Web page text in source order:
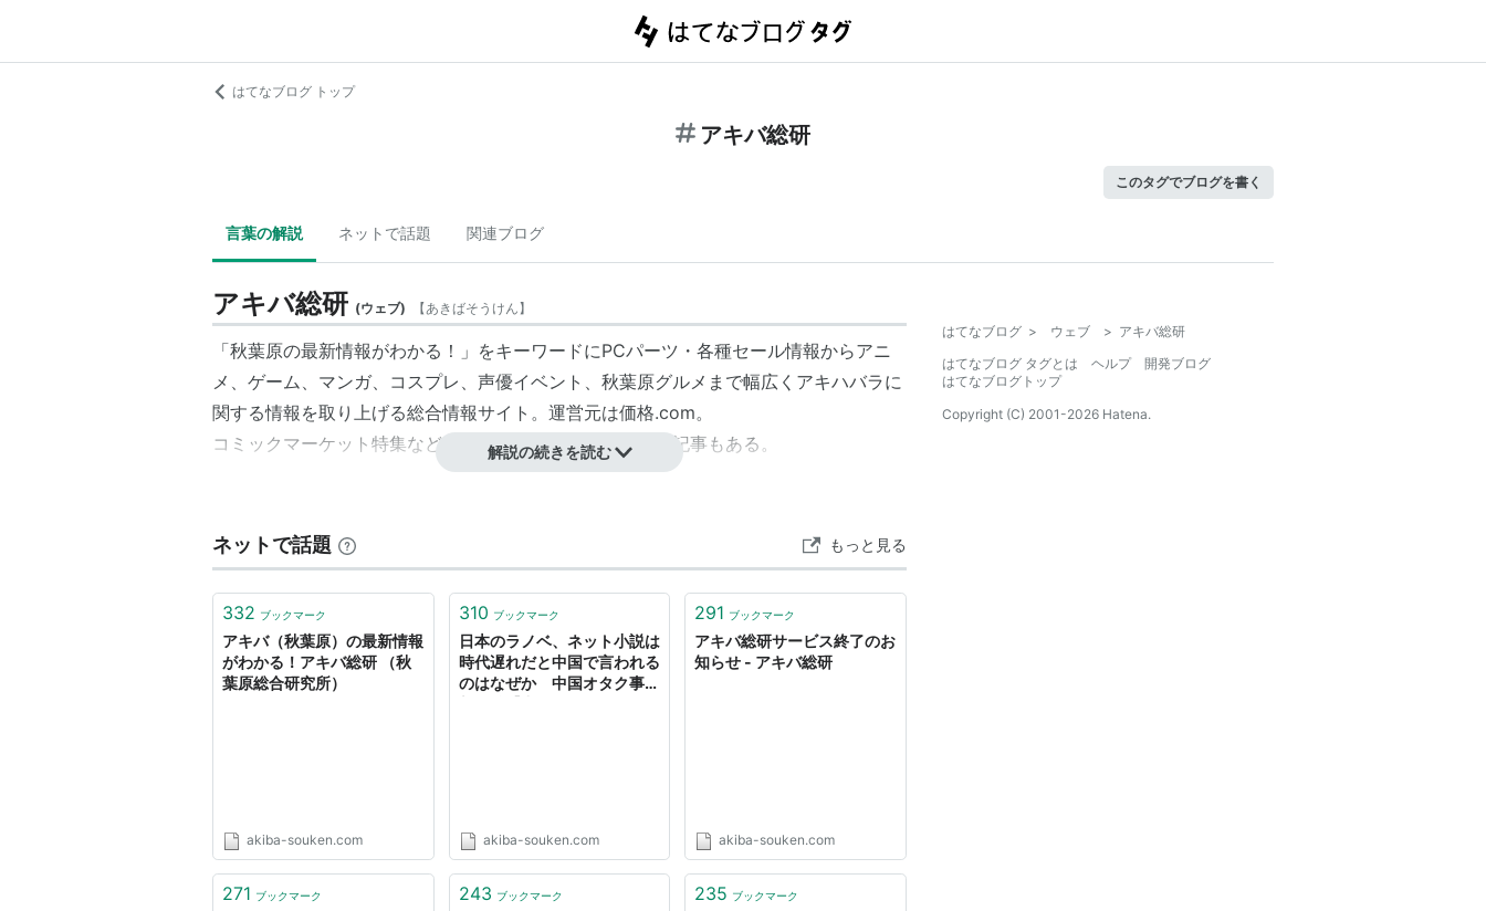
はてなブログ トップ
アキバ総研
このタグでブログを書く
言葉の解説 ネットで話題 関連ブログ
アキバ総研 (ウェブ) 【あきばそうけん】
「秋葉原の最新情報がわかる！」をキーワードにPCパーツ・各種セール情報からアニ
メ、ゲーム、マンガ、コスプレ、声優イベント、秋葉原グルメまで幅広くアキハバラに
関する情報を取り上げる総合情報サイト。運営元は価格.com。
コミックマーケット特集など、「秋葉原」に限定されない記事もある。
解説の続きを読む
ネットで話題 もっと見る
332 ブックマーク
アキバ（秋葉原）の最新情報
がわかる！アキバ総研 （秋
葉原総合研究所）
akiba-souken.com
310 ブックマーク
日本のラノベ、ネット小説は
時代遅れだと中国で言われる
のはなぜか 中国オタク事情
akiba-souken.com
291 ブックマーク
アキバ総研サービス終了のお
知らせ - アキバ総研
akiba-souken.com
271 ブックマーク 243 ブックマーク 235 ブックマーク
はてなブログ > ウェブ > アキバ総研
はてなブログ タグとは
ヘルプ
開発ブログ
はてなブログトップ
Copyright (C) 2001-2026 Hatena.